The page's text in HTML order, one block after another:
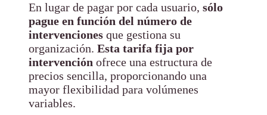
En lugar de pagar por cada usuario, sólo
pague en función del número de
intervenciones que gestiona su
organización. Esta tarifa fija por
intervención ofrece una estructura de
precios sencilla, proporcionando una
mayor flexibilidad para volúmenes
variables.